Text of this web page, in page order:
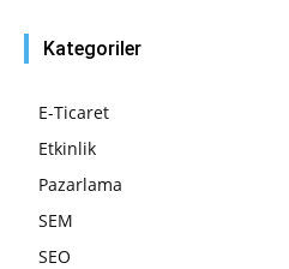
Kategoriler
E-Ticaret
Etkinlik
Pazarlama
SEM
SEO